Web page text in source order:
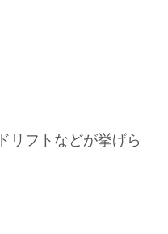
リフトなどが挙げら